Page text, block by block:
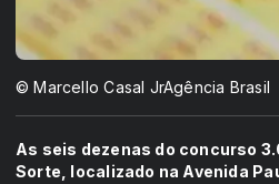
© Marcello Casal JrAgência Brasil
As seis dezenas do concurso
Sorte, localizado na Avenida